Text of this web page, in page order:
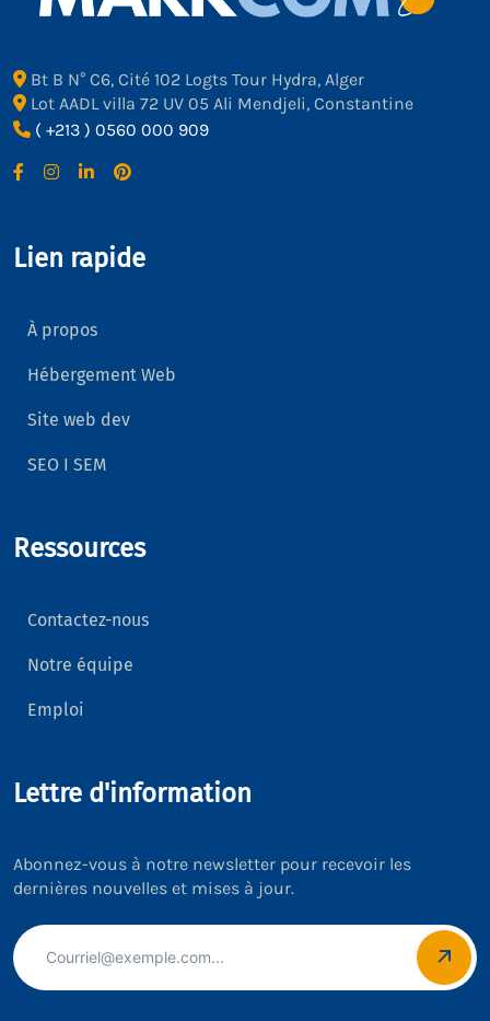
Bt B N° C6, Cité 102 Logts Tour Hydra, Alger
Lot AADL villa 72 UV 05 Ali Mendjeli, Constantine
( +213 ) 0560 000 909
Lien rapide
À propos
Hébergement Web
Site web dev
SEO I SEM
Ressources
Contactez-nous
Notre équipe
Emploi
Lettre d'information
Abonnez-vous à notre newsletter pour recevoir les
dernières nouvelles et mises à jour.